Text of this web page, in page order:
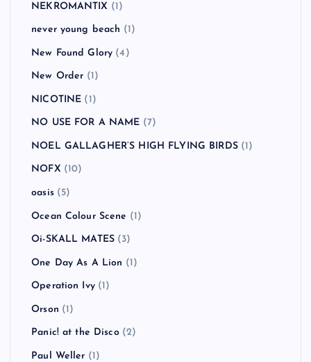
NEKROMANTIX (1)
never young beach (1)
New Found Glory (4)
New Order (1)
NICOTINE (1)
NO USE FOR A NAME (7)
NOEL GALLAGHER’S HIGH FLYING BIRDS(1)
NOFX (10)
oasis(5)
Ocean Colour Scene (1)
Oi-SKALL MATES (3)
One Day As A Lion (1)
Operation Ivy(1)
Orson (1)
Panic! at the Disco(2)
Paul Weller (1)